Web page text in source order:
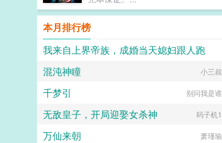
物。 帝王此时尚且年轻稚嫩。见
沈知姁心意回转，更多了他所愿的乖
顺懂事，不由面露愧色，揽她入
怀。 沈知姁如一只失了羽毛的雀
儿，只露出娇艳的侧脸和白洁脆弱的
颈脖。羽睫之下，掩着她的勃勃野心
和滔天恨意。 眼前的帝王，已经
将仇报薄情寡义的恶犬。 她要
他无处可归。（小剧场）多年后，小
宫女恭敬为垂帘听政的沈太后挽髻。
她望着镜中风韵绝佳的高位者，不由
本月排行榜
我来自上界帝族，成婚当天媳妇跟人跑
社恐啊社恐
混沌神瞳 小三叔
千梦引 别问我是谁
无敌皇子，开局迎娶女杀神 码子机1
万仙来朝 萧瑾瑜